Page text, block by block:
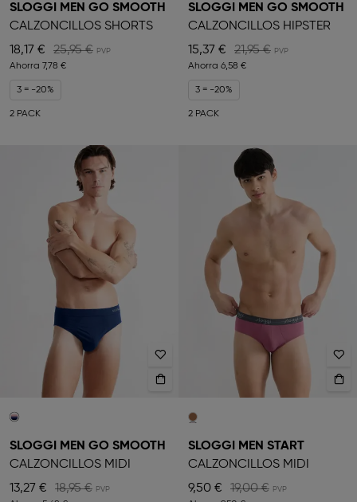
SLOGGI MEN GO SMOOTH
CALZONCILLOS SHORTS
18,17 €
25,95 €
Ahorra 7,78 €
3 = -20%
2 PACK
SLOGGI MEN GO SMOOTH
CALZONCILLOS HIPSTER
15,37 €
21,95 €
Ahorra 6,58 €
3 = -20%
2 PACK
SLOGGI MEN GO SMOOTH
CALZONCILLOS MIDI
13,27 €
18,95 €
SLOGGI MEN START
CALZONCILLOS MIDI
9,50 €
19,00 €